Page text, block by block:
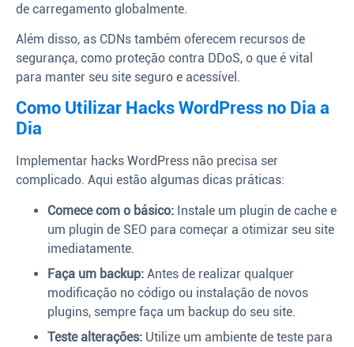
de carregamento globalmente.
Além disso, as CDNs também oferecem recursos de
segurança, como proteção contra DDoS, o que é vital
para manter seu site seguro e acessível.
Como Utilizar Hacks WordPress no Dia a
Dia
Implementar hacks WordPress não precisa ser
complicado. Aqui estão algumas dicas práticas:
Comece com o básico: Instale um plugin de cache e
um plugin de SEO para começar a otimizar seu site
imediatamente.
Faça um backup: Antes de realizar qualquer
modificação no código ou instalação de novos
plugins, sempre faça um backup do seu site.
Teste alterações: Utilize um ambiente de teste para